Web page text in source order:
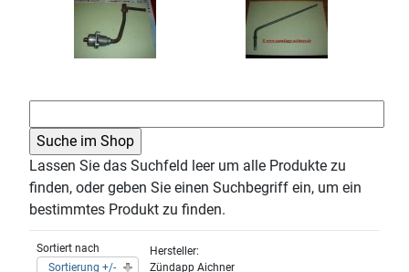
Lassen Sie das Suchfeld leer um alle Produkte zu
finden, oder geben Sie einen Suchbegriff ein, um ein
bestimmtes Produkt zu finden.
Sortiert nach
Sortierung +/-
Hersteller:
Zündapp Aichner